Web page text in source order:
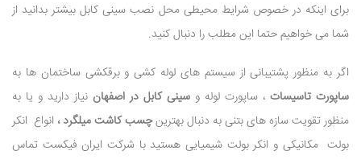
برای اینکه در خصوص شرایط محیطی محل نصب سینی کابل بیشتر بدانید از
شما می خواهیم حتما این مطلب را دنبال کنید.
اگر به منظور پشتیبانی از سیستم های لوله کشی و برقکشی ساختمان ها به
ساپورت تاسیسات ، ساپورت لوله و سینی کابل در اصفهان نیاز دارید و یا به
منظور تقویت سازه های بتنی به دنبال بهترینچسب کاشت میلگرد ، انواع انکر
بولت مکانیکی و انکر بولت شیمیایی هستید با شرکت ایران فیکست تماس